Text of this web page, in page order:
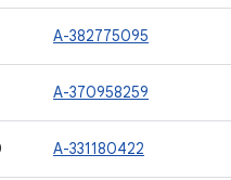
A-382775095
A-370958259
A-331180422